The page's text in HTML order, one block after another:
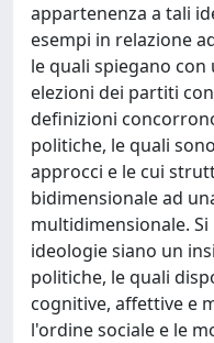
appartenenza a tali
esempi in relazione
le quali spiegano con
elezioni dei partiti
definizioni
politiche, le quali
approcci e le cui
bidimensionale ad
multidimensionale.
ideologie siano un
politiche, le quali
cognitive, affettive e
l'ordine sociale e le